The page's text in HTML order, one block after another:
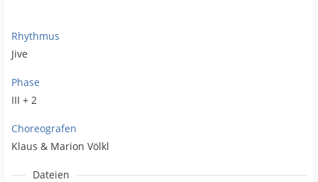
Rhythmus
Jive
Phase
III + 2
Choreografen
Klaus & Marion Völkl
Dateien